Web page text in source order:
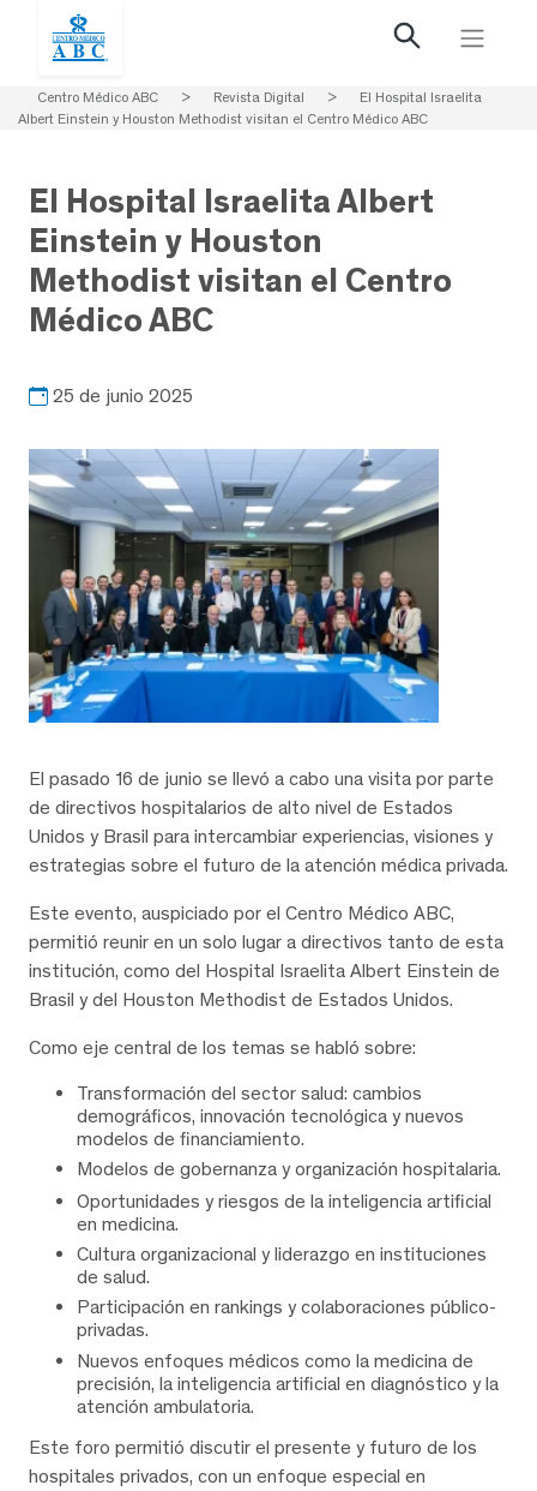
Centro Médico ABC > Revista Digital >
El Hospital Israelita
Albert Einstein y Houston Methodist visitan el Centro Médico ABC
El Hospital Israelita Albert
Einstein y Houston
Methodist visitan el Centro
Médico ABC
25 de junio 2025
El pasado 16 de junio se llevó a cabo una visita por parte
de directivos hospitalarios de alto nivel de Estados
Unidos y Brasil para intercambiar experiencias, visiones y
estrategias sobre el futuro de la atención médica privada.
Este evento, auspiciado por el Centro Médico ABC,
permitió reunir en un solo lugar a directivos tanto de esta
institución, como del Hospital Israelita Albert Einstein de
Brasil y del Houston Methodist de Estados Unidos.
Como eje central de los temas se habló sobre:
Transformación del sector salud: cambios
demográficos, innovación tecnológica y nuevos
modelos de financiamiento.
Modelos de gobernanza y organización hospitalaria.
Oportunidades y riesgos de la inteligencia artificial
en medicina.
Cultura organizacional y liderazgo en instituciones
de salud.
Participación en rankings y colaboraciones público-
privadas.
Nuevos enfoques médicos como la medicina de
precisión, la inteligencia artificial en diagnóstico y la
atención ambulatoria.
Este foro permitió discutir el presente y futuro de los
hospitales privados, con un enfoque especial en